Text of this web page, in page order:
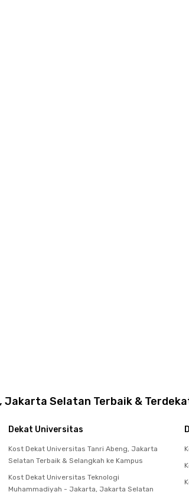
Selatan Terbaik &
Dekat Universitas
Kost Dekat Universitas Tanri Abeng, Jakarta
Selatan Terbaik & Selangkah ke Kampus
Kost Dekat Universitas Teknologi
Muhammadiyah - Jakarta, Jakarta Selatan